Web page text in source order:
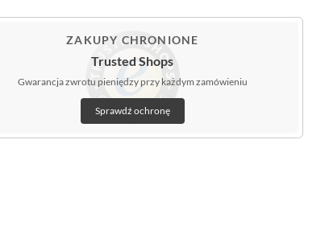
ZAKUPY CHRONIONE
Trusted Shops
Gwarancja zwrotu pieniędzy przy każdym zamówieniu
Sprawdź ochronę